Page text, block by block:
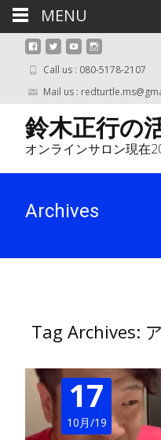
Call us : 080-5178-2107
Mail us :
鈴木正行の
オンラインサロン現在
Archives
Tag Archives:
17
10月/19
MENU